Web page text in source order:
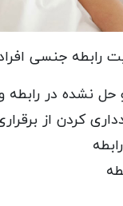
جنسی افراد
نشده در رابطه
کردن از